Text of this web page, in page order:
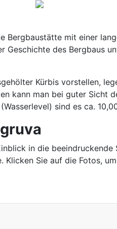
Bergbaustätte mit einer
Geschichte des Bergbaus
Kürbis vorstellen,
kann man bei guter Sicht
sind es ca.
in die
Sie auf die Fotos,